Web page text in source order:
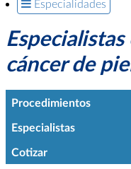
Especialidades
cáncer de
Procedimientos
Especialistas
Cotizar